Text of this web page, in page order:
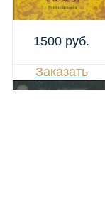
1500 руб.
Заказать